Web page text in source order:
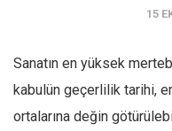
Eksik sayıların temini
15
Sanatın en yüksek
kabulün geçerlilik tarihi,
ortalarına değin